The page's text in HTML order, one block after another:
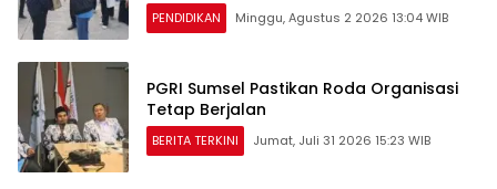
PENDIDIKAN Minggu, Agustus 2 2026 13:04 WIB
PGRI Sumsel Pastikan Roda Organisasi
Tetap Berjalan
BERITA TERKINI Jumat, Juli 31 2026 15:23 WIB